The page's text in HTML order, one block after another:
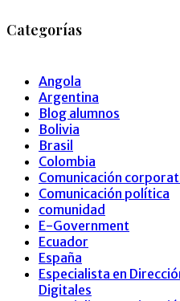
Categorías
Angola
Argentina
Blog alumnos
Bolivia
Brasil
Colombia
Comunicación
Comunicación política
comunidad
E-Government
Ecuador
España
Especialista en
Digitales